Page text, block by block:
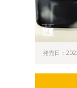
発売日：